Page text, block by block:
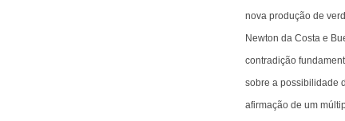
nova produção de
Newton da Costa e
contradição
sobre a possibilidade
afirmação de um